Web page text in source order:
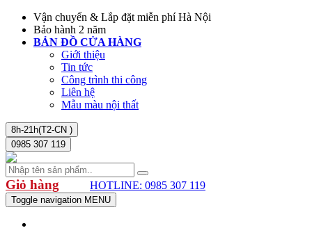
Vận chuyển & Lắp đặt miễn phí Hà Nội
Bảo hành 2 năm
BẢN ĐỒ CỬA HÀNG
Giới thiệu
Tin tức
Công trình thi công
Liên hệ
Mẫu màu nội thất
8h-21h(T2-CN )
0985 307 119
Giỏ hàng HOTLINE: 0985 307 119
Toggle navigation MENU